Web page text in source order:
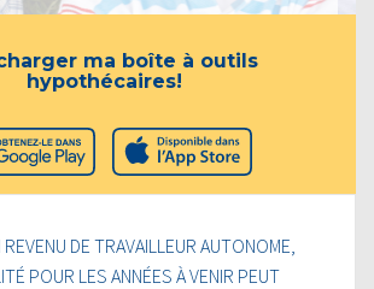
ma boîte à outils
hypothécaires!
DE TRAVAILLEUR AUTONOME,
POUR LES ANNÉES À VENIR PEUT